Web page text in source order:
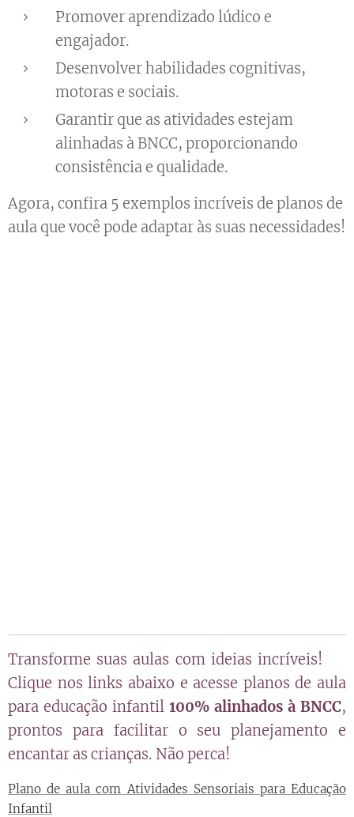
Promover aprendizado lúdico e
engajador.
Desenvolver habilidades cognitivas,
motoras e sociais.
Garantir que as atividades estejam
alinhadas à BNCC, proporcionando
consistência e qualidade.
Agora, confira 5 exemplos incríveis de planos de
aula que você pode adaptar às suas necessidades!
Transforme suas aulas com ideias incríveis! 🎓
Clique nos links abaixo e acesse planos de aula
para educação infantil 100% alinhados à BNCC,
prontos para facilitar o seu planejamento e
encantar as crianças. Não perca!
Plano de aula com Atividades Sensoriais para Educação
Infantil